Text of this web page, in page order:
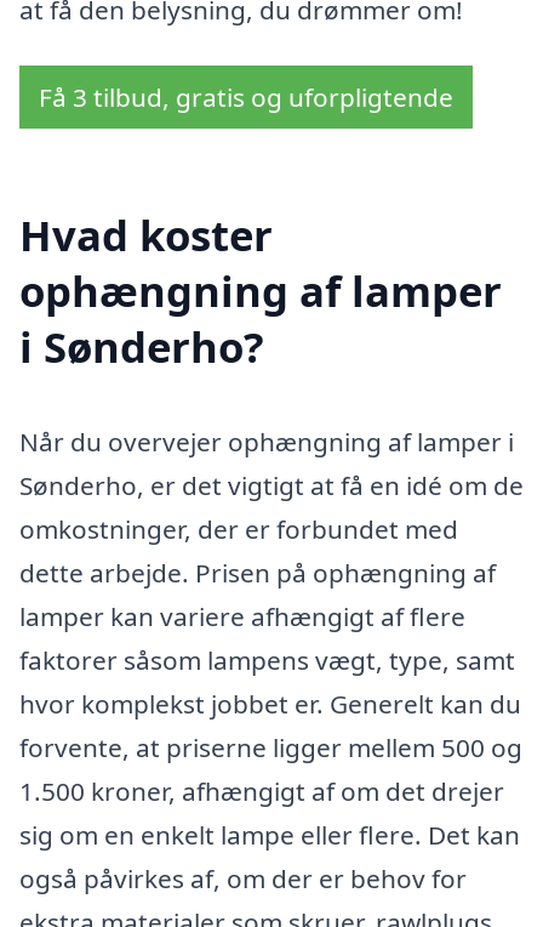
at få den belysning, du drømmer om!
Få 3 tilbud, gratis og uforpligtende
Hvad koster
ophængning af lamper
i Sønderho?
Når du overvejer ophængning af lamper i
Sønderho, er det vigtigt at få en idé om de
omkostninger, der er forbundet med
dette arbejde. Prisen på ophængning af
lamper kan variere afhængigt af flere
faktorer såsom lampens vægt, type, samt
hvor komplekst jobbet er. Generelt kan du
forvente, at priserne ligger mellem 500 og
1.500 kroner, afhængigt af om det drejer
sig om en enkelt lampe eller flere. Det kan
også påvirkes af, om der er behov for